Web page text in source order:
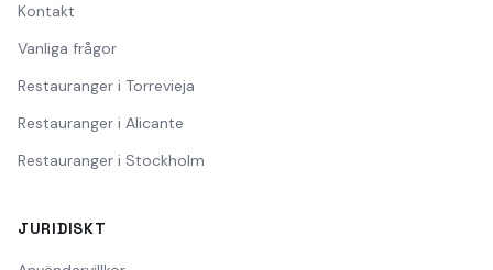
Kontakt
Vanliga frågor
Restauranger i Torrevieja
Restauranger i Alicante
Restauranger i Stockholm
JURIDISKT